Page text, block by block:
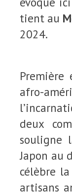
tient au
2024.
afro-
deux
souligne
Japon au
célèbre
artisans